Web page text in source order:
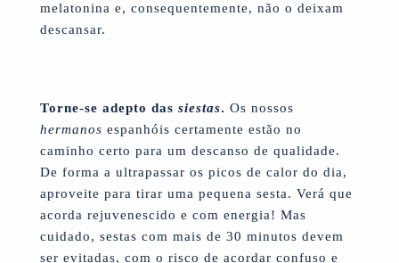
melatonina e, consequentemente, não o deixam
descansar.
Torne-se adepto das siestas. Os nossos
hermanos espanhóis certamente estão no
caminho certo para um descanso de qualidade.
De forma a ultrapassar os picos de calor do dia,
aproveite para tirar uma pequena sesta. Verá que
acorda rejuvenescido e com energia! Mas
cuidado, sestas com mais de 30 minutos devem
ser evitadas, com o risco de acordar confuso e